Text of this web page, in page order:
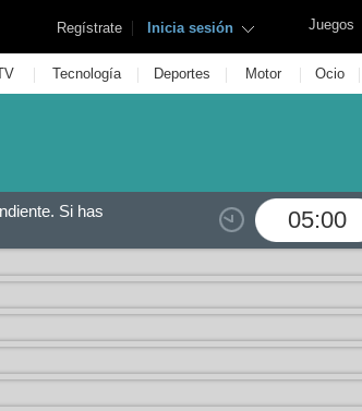
Juegos
Regístrate | Inicia sesión
| Tecnología | Deportes | Motor | Ocio |
05:00
Si has